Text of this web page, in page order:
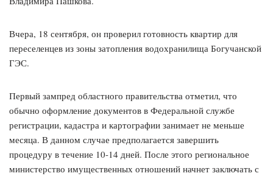
Вчера, 18 сентября, он проверил готовность квартир для
переселенцев из зоны затопления водохранилища Богучанской
ГЭС.
Первый зампред областного правительства отметил, что
обычно оформление документов в Федеральной службе
регистрации, кадастра и картографии занимает не меньше
месяца. В данном случае предполагается завершить
процедуру в течение 10-14 дней. После этого региональное
министерство имущественных отношений начнет заключать с